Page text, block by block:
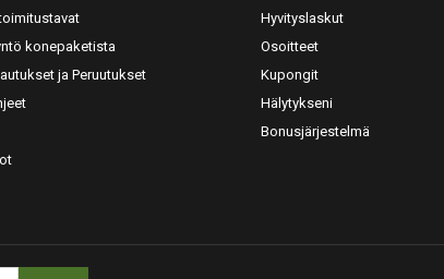
konepaketista
ja Peruutukset
Hyvityslaskut
Osoitteet
Kupongit
Hälytykseni
Bonusjärjestelmä